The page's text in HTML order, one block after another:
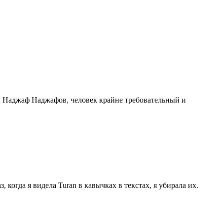
Наджафов, человек крайне требовательный и
я видела Turan в кавычках в текстах, я убирала их.